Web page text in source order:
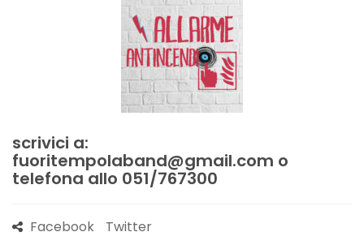
scrivici a:
fuoritempolaband@gmail.com o
telefona allo 051/767300
Facebook Twitter